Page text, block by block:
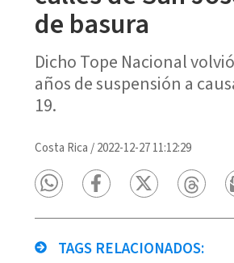
de basura
Dicho Tope Nacional
años de suspensión a
19.
Costa Rica /2022-12-27 11:12:29
TAGS RELACIONADOS: